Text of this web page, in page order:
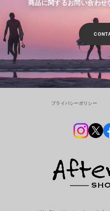
商品に関するお問い合わ
プライバシーポリシー